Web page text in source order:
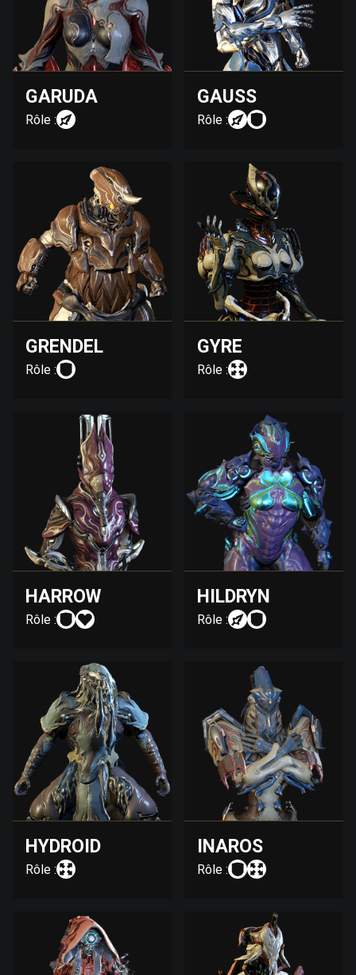
GARUDA
Rôle :
GAUSS
Rôle :
GRENDEL
Rôle :
GYRE
Rôle :
HARROW
Rôle :
HILDRYN
Rôle :
HYDROID
Rôle :
INAROS
Rôle :